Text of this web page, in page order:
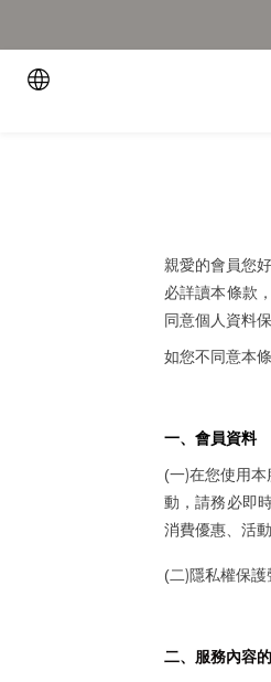
親愛的會員您
必詳讀本條款
同意個人資料
如您不同意本
一、會員資料
(一)在您使用
動，請務必即
消費優惠、活
(二)隱私權保護
二、服務內容